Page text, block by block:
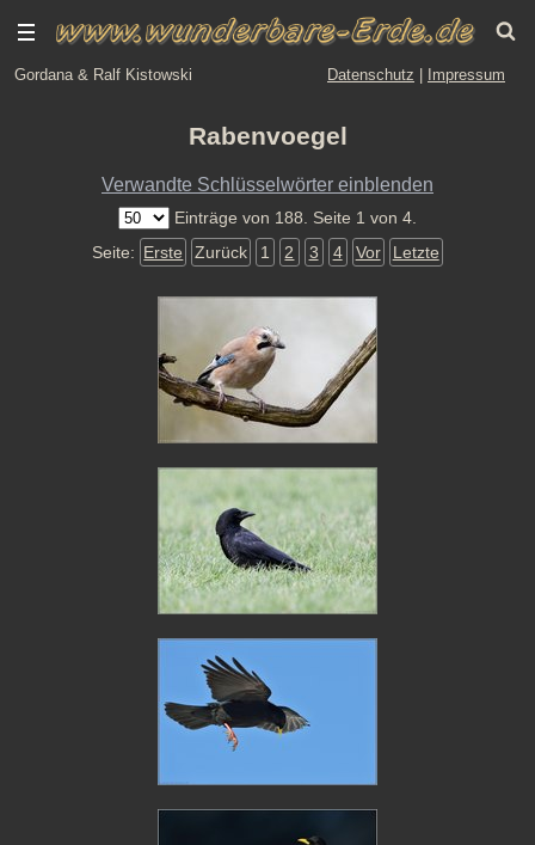
Gordana & Ralf Kistowski Datenschutz Impressum
Rabenvoegel
Verwandte Schlüsselwörter einblenden
Einträge von 188. Seite 1 von 4.
Seite: Erste Zurück 1 2 3 4 Vor Letzte